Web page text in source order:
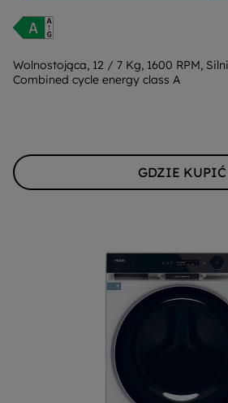
narzędzie
do
energii
Youreko.
Wolnostojąca, 12 / 7 Kg, 1600 RPM,
Combined cycle energy class A
GDZIE KUPIĆ